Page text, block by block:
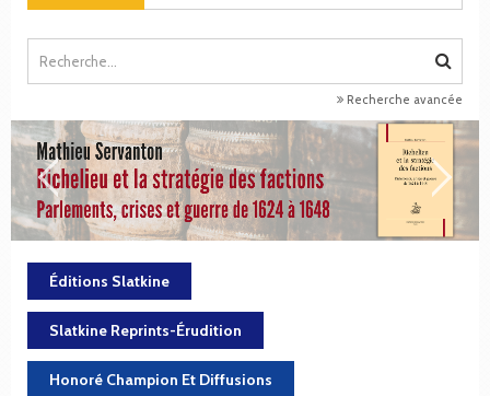
Recherche avancée
Éditions Slatkine
Slatkine Reprints-Érudition
Honoré Champion Et Diffusions